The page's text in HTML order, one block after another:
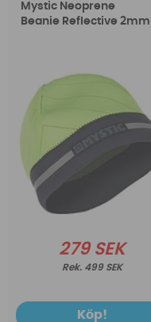
Mystic Neoprene
Beanie Reflective 2mm
279 SEK
499 SEK
Köp!